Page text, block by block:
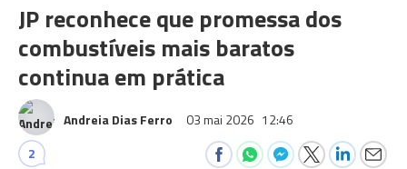
JP reconhece que promessa dos
combustíveis mais baratos
continua em prática
Andreia Dias Ferro 03 mai 2026 12:46
2